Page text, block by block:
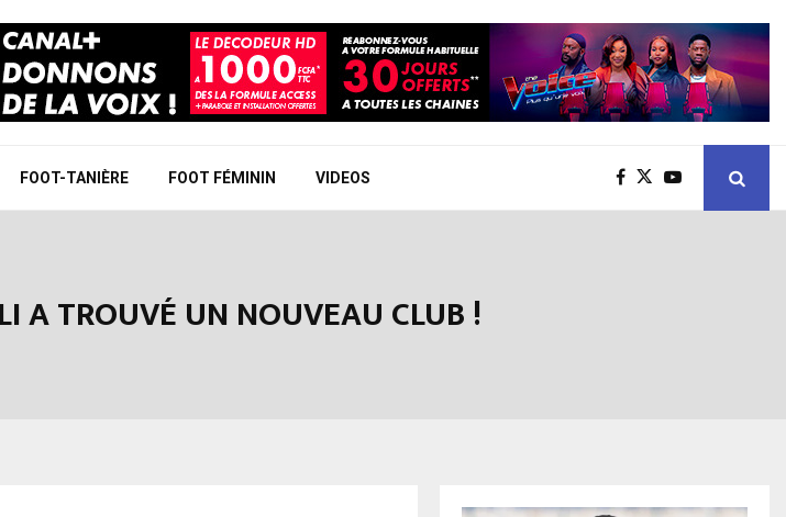
FOOT-TANIÈRE FOOT FÉMININ VIDEOS
A TROUVÉ UN NOUVEAU CLUB !